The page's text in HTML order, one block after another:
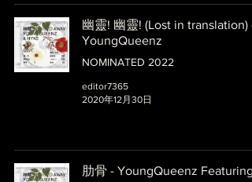
幽靈! 幽靈! (Lost in translation) -
YoungQueenz
NOMINATED 2022
editor7365
2020年12月30日
肋骨 - YoungQueenz Featuring